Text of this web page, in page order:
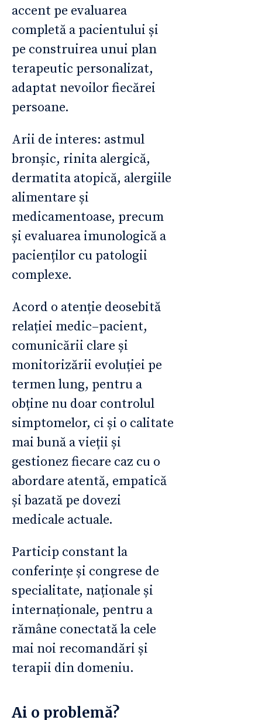
accent pe evaluarea
completă a pacientului și
pe construirea unui plan
terapeutic personalizat,
adaptat nevoilor fiecărei
persoane.
Arii de interes: astmul
bronșic, rinita alergică,
dermatita atopică, alergiile
alimentare și
medicamentoase, precum
și evaluarea imunologică a
pacienților cu patologii
complexe.
Acord o atenție deosebită
relației medic–pacient,
comunicării clare și
monitorizării evoluției pe
termen lung, pentru a
obține nu doar controlul
simptomelor, ci și o calitate
mai bună a vieții și
gestionez fiecare caz cu o
abordare atentă, empatică
și bazată pe dovezi
medicale actuale.
Particip constant la
conferințe și congrese de
specialitate, naționale și
internaționale, pentru a
rămâne conectată la cele
mai noi recomandări și
terapii din domeniu.
Ai o problemă?